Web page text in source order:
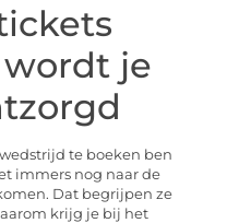
wordt je
te boeken ben
immers nog naar de
Dat begrijpen ze
krijg je bij het